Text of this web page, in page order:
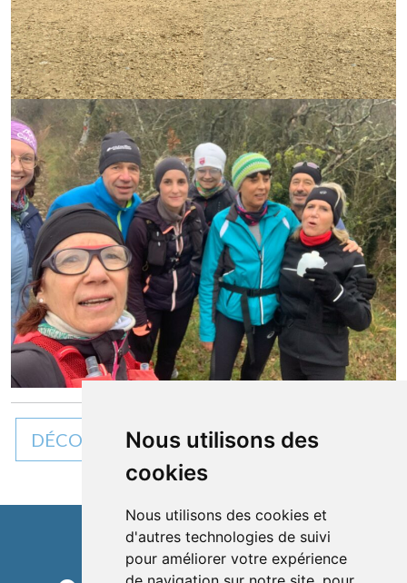
Nous utilisons des
cookies
Nous utilisons des cookies et
d'autres technologies de suivi
pour améliorer votre expérience
DÉCOUVREZ TOUTES NOS ACTUALITÉS
Cléon d'Andran